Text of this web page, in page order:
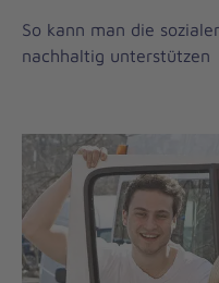
So kann man die
nachhaltig unterstützen